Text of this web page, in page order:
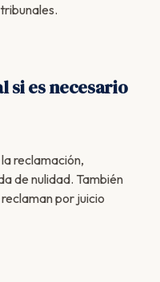
si es necesario
reclamación,
de nulidad. También
por juicio